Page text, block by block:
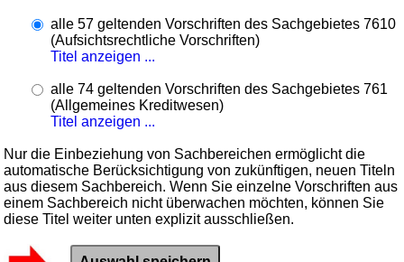
alle 57 geltenden Vorschriften des Sachgebietes 7610
(Aufsichtsrechtliche Vorschriften)
Titel anzeigen ...
alle 74 geltenden Vorschriften des Sachgebietes 761
(Allgemeines Kreditwesen)
Titel anzeigen ...
Nur die Einbeziehung von Sachbereichen ermöglicht die
automatische Berücksichtigung von zukünftigen, neuen Titeln
aus diesem Sachbereich. Wenn Sie einzelne Vorschriften aus
einem Sachbereich nicht überwachen möchten, können Sie
diese Titel weiter unten explizit ausschließen.